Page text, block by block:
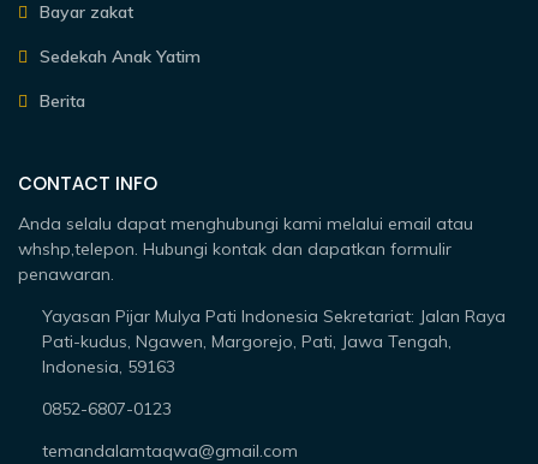
Bayar zakat
Sedekah Anak Yatim
Berita
CONTACT INFO
Anda selalu dapat menghubungi kami melalui email atau
whshp,telepon. Hubungi kontak dan dapatkan formulir
penawaran.
Yayasan Pijar Mulya Pati Indonesia Sekretariat: Jalan Raya
Pati-kudus, Ngawen, Margorejo, Pati, Jawa Tengah,
Indonesia, 59163
0852-6807-0123
temandalamtaqwa@gmail.com